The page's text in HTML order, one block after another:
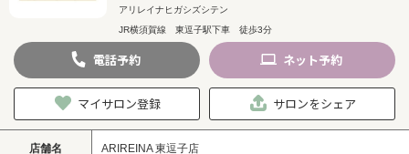
アリレイナヒガシズシテン
JR横須賀線 東逗子駅下車 徒歩3分
電話予約 ネット予約
マイサロン登録 サロンをシェア
店舗名 ARIREINA 東逗子店